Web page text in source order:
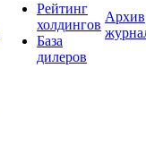
Рейтинг
холдингов
База
дилеров
Архив